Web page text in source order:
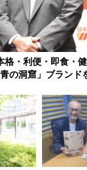
格・利便・即食・
の洞窟」ブランド